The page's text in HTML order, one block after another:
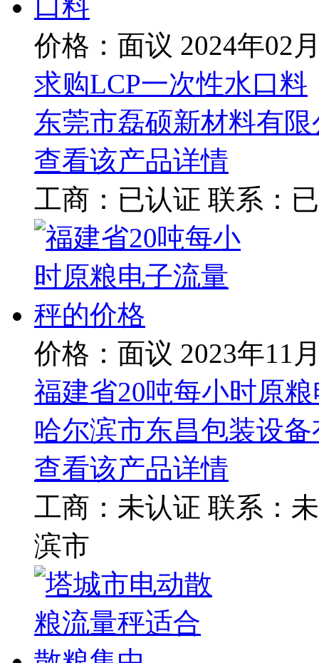
价格：面议 2024年02
求购LCP一次性水口料
东莞市磊硕新材料有限
查看该产品详情
工商： 已认证 联系：
价格：面议 2023年11
福建省20吨每小时原
哈尔滨市东昌包装设
查看该产品详情
工商： 未认证 联系：
滨市